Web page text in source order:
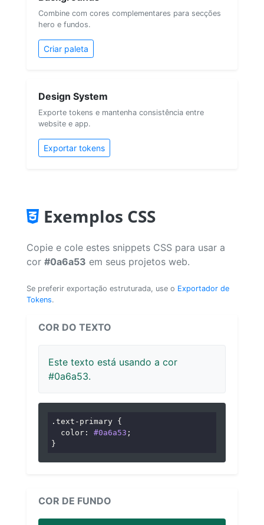
Combine com cores complementares para secções
hero e fundos.
Criar paleta
Design System
Exporte tokens e mantenha consistência entre
website e app.
Exportar tokens
Exemplos CSS
Copie e cole estes snippets CSS para usar a
cor #0a6a53 em seus projetos web.
Se preferir exportação estruturada, use o Exportador de
Tokens.
COR DO TEXTO
Este texto está usando a cor
#0a6a53.
.text-primary {
color : #0a6a53 ;
}
COR DE FUNDO